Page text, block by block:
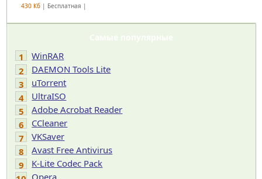
430 Кб| Бесплатная |
Самые популярные
1
WinRAR
2
DAEMON Tools Lite
3
uTorrent
4
UltraISO
5
Adobe Acrobat Reader
6
CCleaner
7
VKSaver
8
Avast Free Antivirus
9
K-Lite Codec Pack
Opera